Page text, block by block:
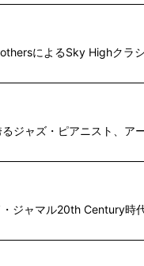
によるSky Highクラ
ジャズ・ピアニスト、
ジャマル20th Century